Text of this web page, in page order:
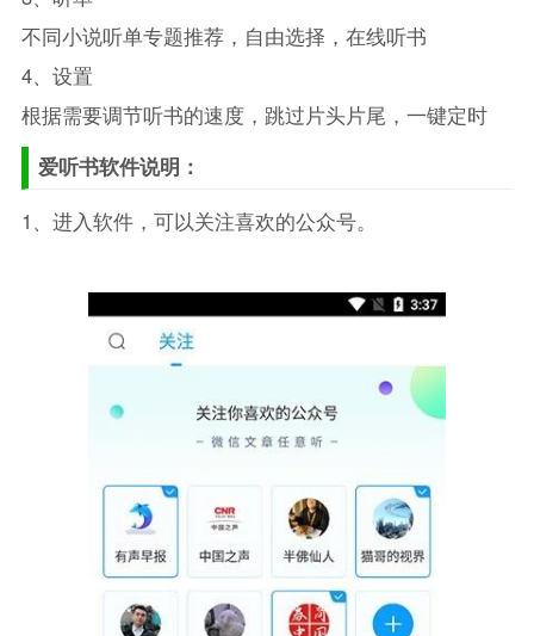
不同小说听单专题推荐，自由选择，在线听书
4、设置
根据需要调节听书的速度，跳过片头片尾，一键定时
爱听书软件说明：
1、进入软件，可以关注喜欢的公众号。